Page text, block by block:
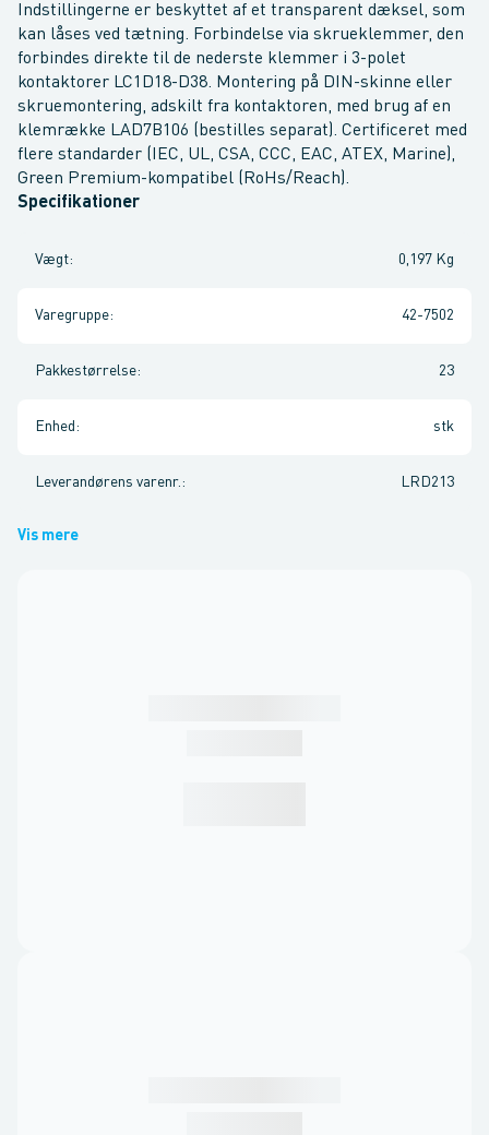
Indstillingerne er beskyttet af et transparent dæksel, som
kan låses ved tætning. Forbindelse via skrueklemmer, den
forbindes direkte til de nederste klemmer i 3-polet
kontaktorer LC1D18-D38. Montering på DIN-skinne eller
skruemontering, adskilt fra kontaktoren, med brug af en
klemrække LAD7B106 (bestilles separat). Certificeret med
flere standarder (IEC, UL, CSA, CCC, EAC, ATEX, Marine),
Green Premium-kompatibel (RoHs/Reach).
Specifikationer
Vægt: 0,197 Kg
Varegruppe: 42-7502
Pakkestørrelse: 23
Enhed : stk
Leverandørens varenr. : LRD213
Vis mere